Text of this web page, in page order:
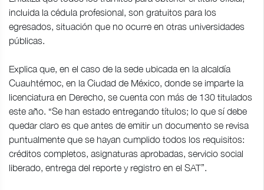
incluida la cédula profesional, son gratuitos para los
egresados, situación que no ocurre en otras universidades
públicas.
Explica que, en el caso de la sede ubicada en la alcaldía
Cuauhtémoc, en la Ciudad de México, donde se imparte la
licenciatura en Derecho, se cuenta con más de 130 titulados
este año. “Se han estado entregando títulos; lo que sí debe
quedar claro es que antes de emitir un documento se revisa
puntualmente que se hayan cumplido todos los requisitos:
créditos completos, asignaturas aprobadas, servicio social
liberado, entrega del reporte y registro en el SAT”.